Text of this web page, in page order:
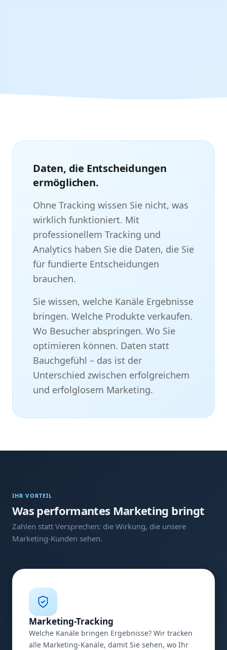
Daten, die Entscheidungen
ermöglichen.
Ohne Tracking wissen Sie nicht, was
wirklich funktioniert. Mit
professionellem Tracking und
Analytics haben Sie die Daten, die Sie
für fundierte Entscheidungen
brauchen.
Sie wissen, welche Kanäle Ergebnisse
bringen. Welche Produkte verkaufen.
Wo Besucher abspringen. Wo Sie
optimieren können. Daten statt
Bauchgefühl – das ist der
Unterschied zwischen erfolgreichem
und erfolglosem Marketing.
IHR VORTEIL
Was performantes Marketing bringt
Zahlen statt Versprechen: die Wirkung, die unsere
Marketing-Kunden sehen.
Marketing-Tracking
Welche Kanäle bringen Ergebnisse? Wir tracken
alle Marketing-Kanäle, damit Sie sehen, wo Ihr